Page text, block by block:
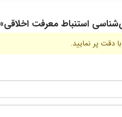
استنباط معرفت اخلاقی» ۱۴۰۳
دقت پر نمایید.